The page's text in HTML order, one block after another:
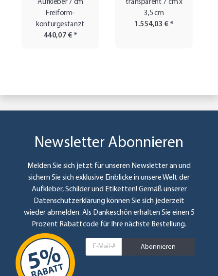
Aufkleber 7 cm
Freiform-
konturgestanzt
440,07 € *
transparent 7 cm x
3,5 cm
1.554,03 € *
Newsletter Abonnieren
Melden Sie sich jetzt für unseren Newsletter an und
sichern Sie sich exklusive Einblicke in unsere Welt der
Aufkleber, Schilder und Etiketten! Gemäß unserer
Datenschutzerklärungkönnen Sie sich jederzeit
wieder abmelden. Als Dankeschön erhalten Sie einen 5
Prozent Rabattcode für Ihre nächste Bestellung.
Abonnieren